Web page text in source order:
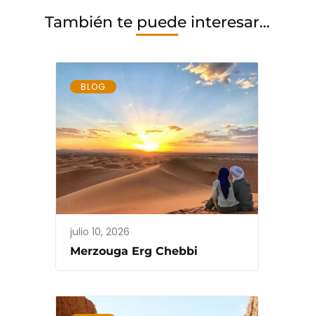
También te puede interesar...
BLOG
julio 10, 2026
Merzouga Erg Chebbi